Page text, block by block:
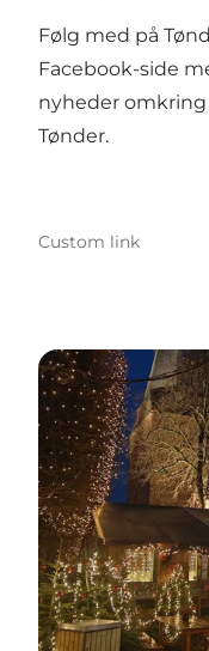
Følg med på
Facebook-side
nyheder
Tønder.
Custom link